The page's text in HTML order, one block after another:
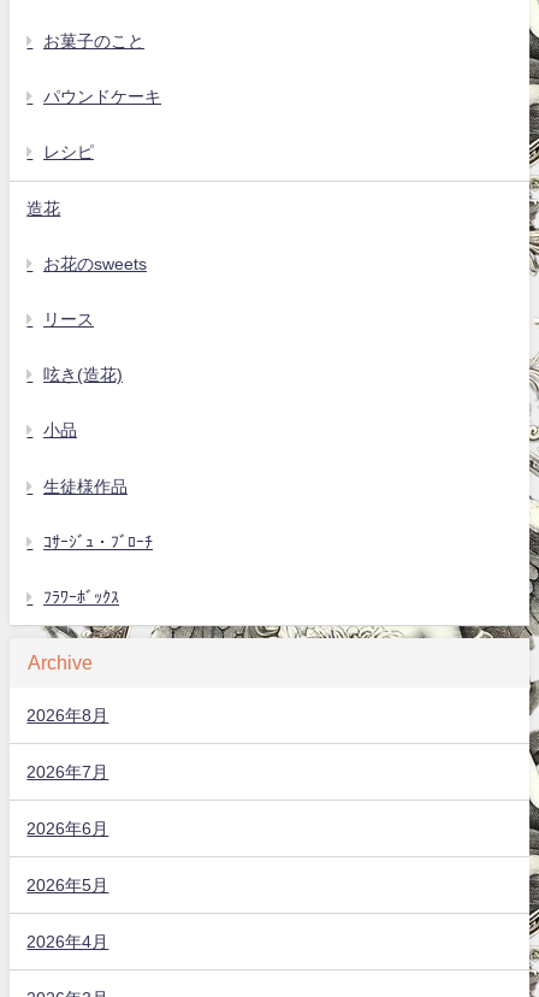
お菓子のこと
パウンドケーキ
レシピ
造花
お花のsweets
リース
呟き(造花)
小品
生徒様作品
ｺｻｰｼﾞｭ・ﾌﾞﾛｰﾁ
ﾌﾗﾜｰﾎﾞｯｸｽ
Archive
2026年8月
2026年7月
2026年6月
2026年5月
2026年4月